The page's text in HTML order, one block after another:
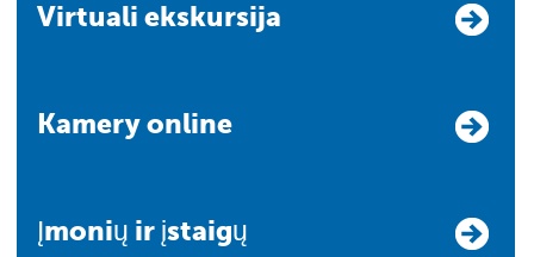
Virtuali ekskursija
Kamery online
Įmonių ir įstaigų